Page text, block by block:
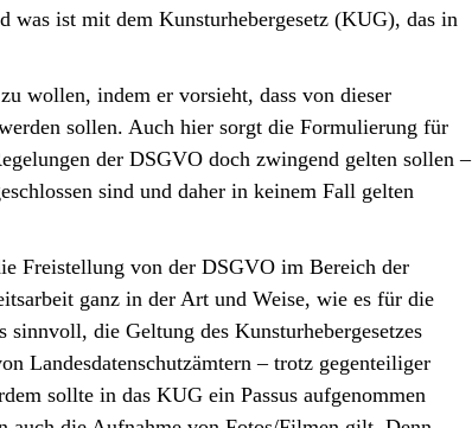
was ist mit dem Kunsturhebergesetz (KUG), das in
wollen, indem er vorsieht, dass von dieser
sollen. Auch hier sorgt die Formulierung für
der DSGVO doch zwingend gelten sollen –
sind und daher in keinem Fall gelten
Freistellung von der DSGVO im Bereich der
ganz in der Art und Weise, wie es für die
die Geltung des Kunsturhebergesetzes
Landesdatenschutzämtern – trotz gegenteiliger
sollte in das KUG ein Passus aufgenommen